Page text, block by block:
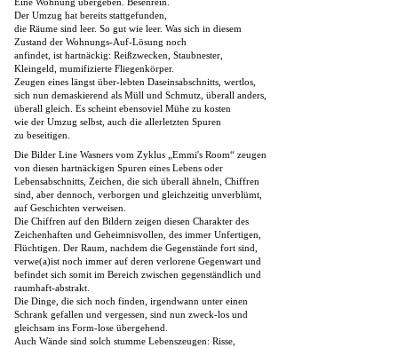
Der Umzug hat bereits stattgefunden,
die Räume sind leer. So gut wie leer. Was sich in diesem
Zustand der Wohnungs-Auf-Lösung noch
anfindet, ist hartnäckig: Reißzwecken, Staubnester,
Kleingeld, mumifizierte Fliegenkörper.
Zeugen eines längst über-lebten Daseinsabschnitts, wertlos,
sich nun demaskierend als Müll und Schmutz, überall anders,
überall gleich. Es scheint ebensoviel Mühe zu kosten
wie der Umzug selbst, auch die allerletzten Spuren
zu beseitigen.
Die Bilder Line Wasners vom Zyklus „Emmi's Room“ zeugen
von diesen hartnäckigen Spuren eines Lebens oder
Lebensabschnitts, Zeichen, die sich überall ähneln, Chiffren
sind, aber dennoch, verborgen und gleichzeitig unverblümt,
auf Geschichten verweisen.
Die Chiffren auf den Bildern zeigen diesen Charakter des
Zeichenhaften und Geheimnisvollen, des immer Unfertigen,
Flüchtigen. Der Raum, nachdem die Gegenstände fort sind,
verwe(a)ist noch immer auf deren verlorene Gegenwart und
befindet sich somit im Bereich zwischen gegenständlich und
raumhaft-abstrakt.
Die Dinge, die sich noch finden, irgendwann unter einen
Schrank gefallen und vergessen, sind nun zweck-los und
gleichsam ins Form-lose übergehend.
Auch Wände sind solch stumme Lebenszeugen: Risse,